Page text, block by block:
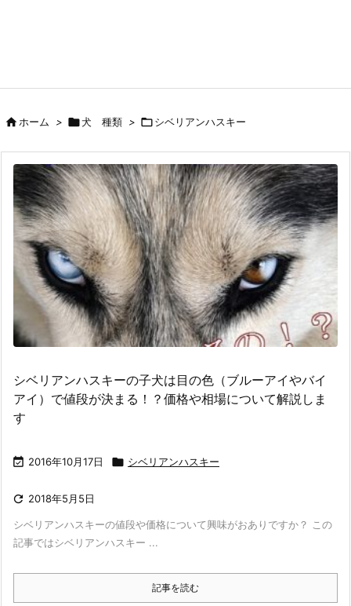
ホーム > 犬 種類 > シベリアンハスキー
シベリアンハスキーの子犬は目の色（ブルーアイやバイ
アイ）で値段が決まる！？価格や相場について解説しま
す
 2016年10月17日  シベリアンハスキー
 2018年5月5日
シベリアンハスキーの値段や価格について興味がおありですか？ この
記事ではシベリアンハスキー ...
記事を読む